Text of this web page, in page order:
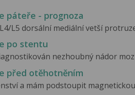
páteře - prognoza
L5 dorsální mediální vetší
po stentu
nezhoubný nádor
před otěhotněním
a mám podstoupit